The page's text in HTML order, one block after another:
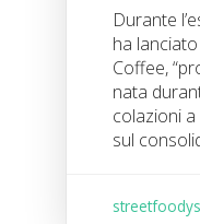
Durante
ha
Coffee,
nata
colazioni
sul